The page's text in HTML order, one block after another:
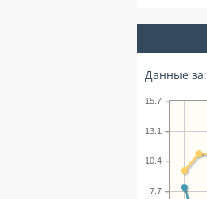
Данные за:
7.7
10.4
13.1
15.7